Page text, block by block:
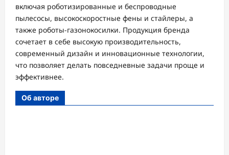
включая роботизированные и беспроводные
пылесосы, высокоскоростные фены и стайлеры, а
также роботы-газонокосилки. Продукция бренда
сочетает в себе высокую производительность,
современный дизайн и инновационные технологии,
что позволяет делать повседневные задачи проще и
эффективнее.
Об авторе